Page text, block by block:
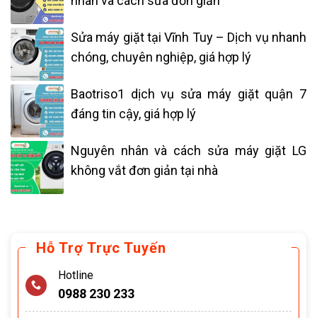
Hỗ Trợ Trực Tuyến
Hotline
0988 230 233
Sửa máy giặt tại Vĩnh Tuy – Dịch vụ nhanh
chóng, chuyên nghiệp, giá hợp lý
Baotriso1 dịch vụ sửa máy giặt quận 7
đáng tin cậy, giá hợp lý
Nguyên nhân và cách sửa máy giặt LG
không vắt đơn giản tại nhà